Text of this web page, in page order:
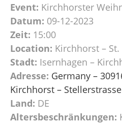
Event: Kirchhorster
Datum: 09-12-2023
Zeit: 15:00
Location: Kirchhorst –
Stadt: Isernhagen –
Adresse: Germany –
Kirchhorst –
Land: DE
Altersbeschränkungen: